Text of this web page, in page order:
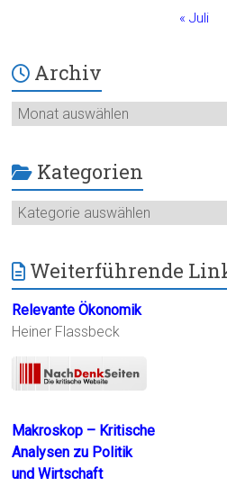
« Juli
Archiv
Archiv
Kategorien
Kategorien
Weiterführende
Relevante Ökonomik
Heiner Flassbeck
Makroskop – Kritische
Analysen zu Politik
und Wirtschaft